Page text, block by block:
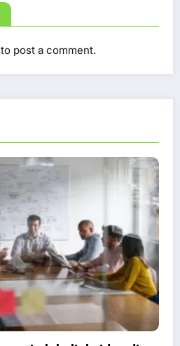
to post a comment.